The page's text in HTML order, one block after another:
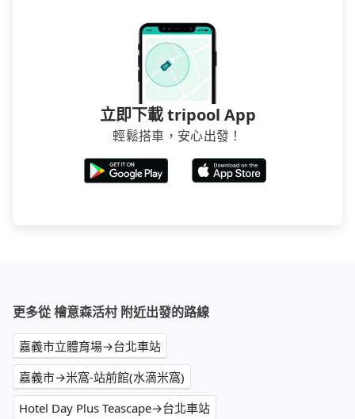
立即下載 tripool App
輕鬆搭車，安心出發！
更多從 檜意森活村 附近出發的路線
嘉義市立體育場→台北車站
嘉義市→米窩-站前館(水滴米窩)
Hotel Day Plus Teascape→台北車站